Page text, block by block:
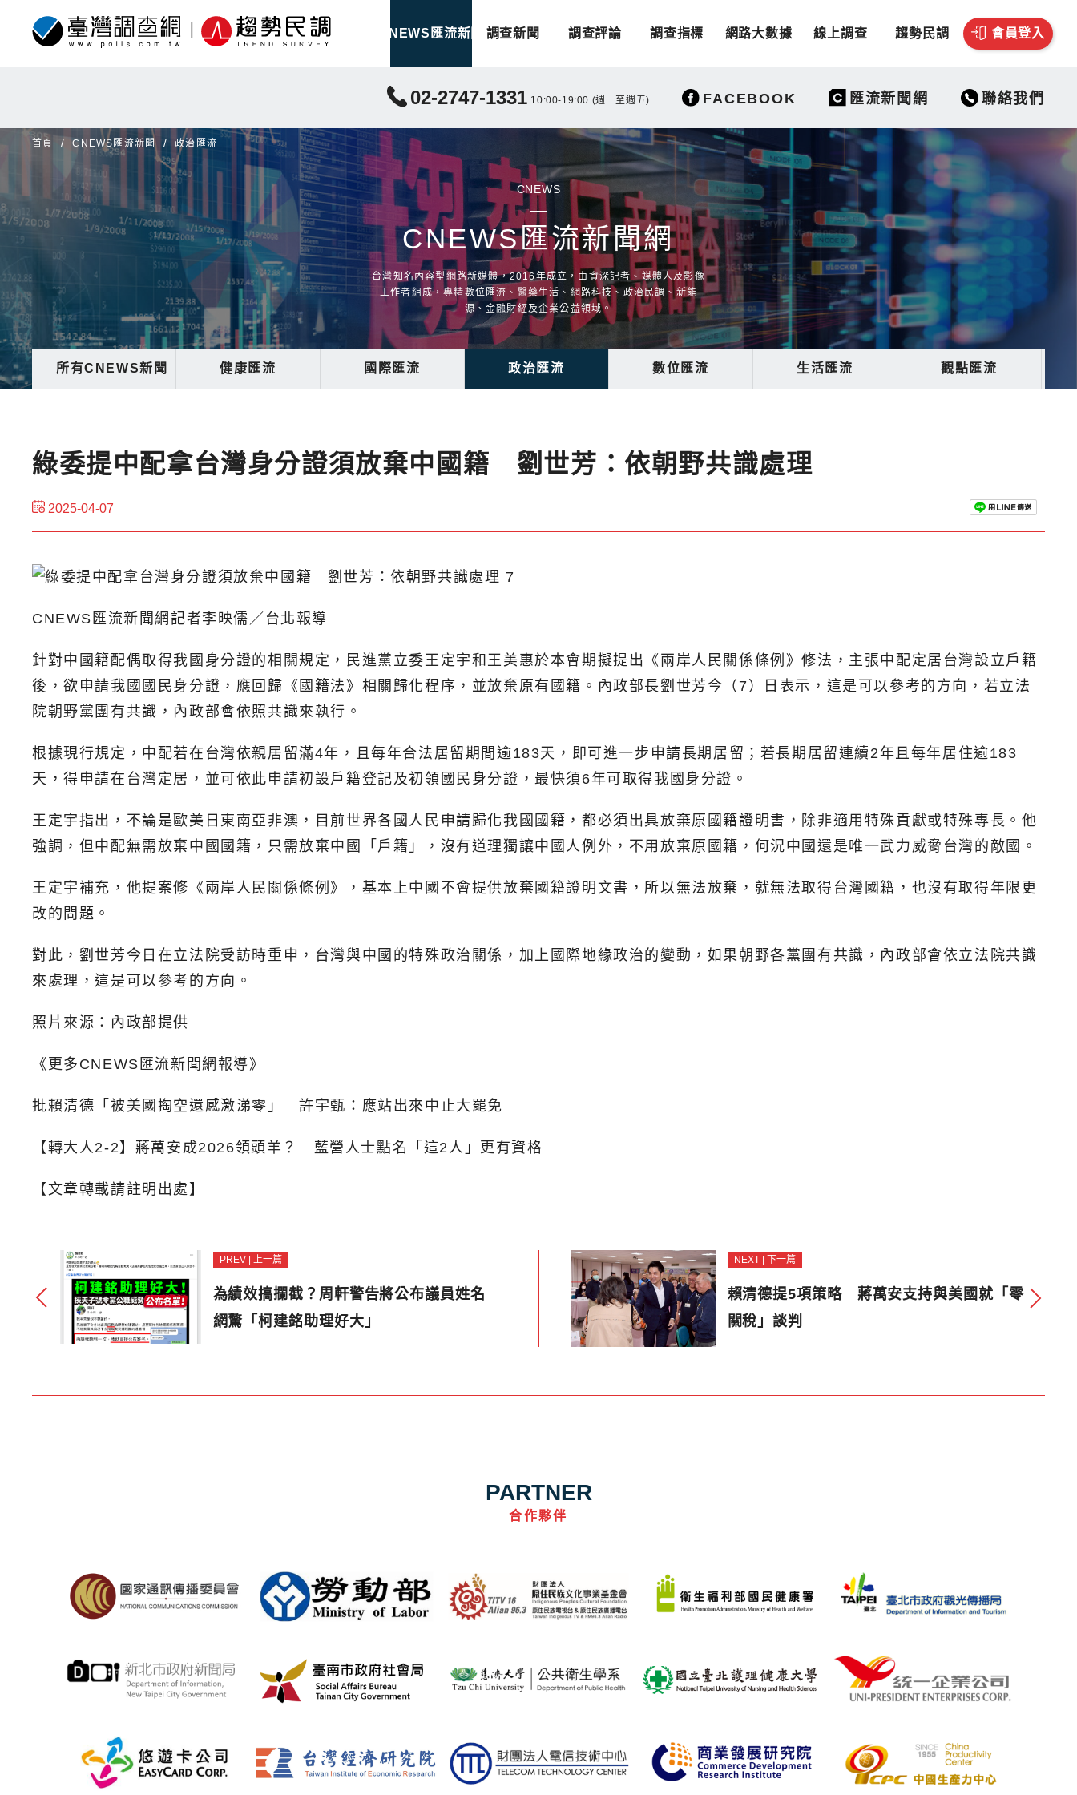
CNEWS匯流新聞 調查新聞 調查評論 調查指標 網路大數據 線上調查 趨勢民調 會員登入
02-2747-1331 10:00-19:00 (週一至週五) FACEBOOK 匯流新聞網 聯絡我們
首頁 CNEWS匯流新聞 政治匯流
CNEWS
CNEWS匯流新聞網
台灣知名內容型網路新媒體，2016年成立，由資深記者、媒體人及影像
工作者組成，專精數位匯流、醫藥生活、網路科技、政治民調、新能
源、金融財經及企業公益領域。
所有CNEWS新聞 健康匯流 國際匯流 政治匯流 數位匯流 生活匯流 觀點匯流
綠委提中配拿台灣身分證須放棄中國籍 劉世芳：依朝野共識處理
2025-04-07
CNEWS匯流新聞網記者李映儒／台北報導
針對中國籍配偶取得我國身分證的相關規定，民進黨立委王定宇和王美惠於本會期擬提出《兩岸人民關係條例》修法，主張中配定居台灣設立戶籍
後，欲申請我國國民身分證，應回歸《國籍法》相關歸化程序，並放棄原有國籍。內政部長劉世芳今（7）日表示，這是可以參考的方向，若立法
院朝野黨團有共識，內政部會依照共識來執行。
根據現行規定，中配若在台灣依親居留滿4年，且每年合法居留期間逾183天，即可進一步申請長期居留；若長期居留連續2年且每年居住逾183
天，得申請在台灣定居，並可依此申請初設戶籍登記及初領國民身分證，最快須6年可取得我國身分證。
王定宇指出，不論是歐美日東南亞非澳，目前世界各國人民申請歸化我國國籍，都必須出具放棄原國籍證明書，除非適用特殊貢獻或特殊專長。他
強調，但中配無需放棄中國國籍，只需放棄中國「戶籍」，沒有道理獨讓中國人例外，不用放棄原國籍，何況中國還是唯一武力威脅台灣的敵國。
王定宇補充，他提案修《兩岸人民關係條例》，基本上中國不會提供放棄國籍證明文書，所以無法放棄，就無法取得台灣國籍，也沒有取得年限更
改的問題。
對此，劉世芳今日在立法院受訪時重申，台灣與中國的特殊政治關係，加上國際地緣政治的變動，如果朝野各黨團有共識，內政部會依立法院共識
來處理，這是可以參考的方向。
照片來源：內政部提供
《更多CNEWS匯流新聞網報導》
批賴清德「被美國掏空還感激涕零」 許宇甄：應站出來中止大罷免
【轉大人2-2】蔣萬安成2026領頭羊？ 藍營人士點名「這2人」更有資格
【文章轉載請註明出處】
PREV | 上一篇
為績效搞攔截？周軒警告將公布議員姓名
網驚「柯建銘助理好大」
NEXT | 下一篇
賴清德提5項策略 蔣萬安支持與美國就「零
關稅」談判
PARTNER
合作夥伴